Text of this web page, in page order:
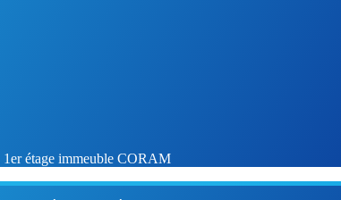
étage immeuble CORAM